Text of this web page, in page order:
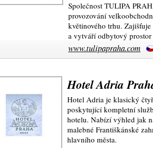
Společnost TULIPA
provozování
květinového trhu.
a vytváří odbytový
www.tulipapraha.com
Hotel Adria
Hotel Adria je klasický
poskytující kompletní
hotelu. Nabízí výhled jak
malebné Františkánské
hlavního města.